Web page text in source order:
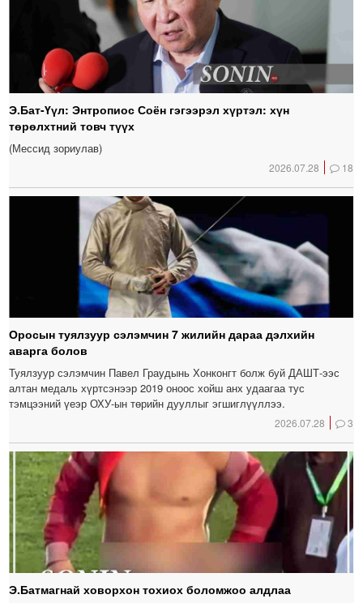
Э.Бат-Үүл: Энтропиос Соён гэгээрэл хүртэл: хүн
төрөлхтний товч түүх
(Мессид зориулав)
2026.07.28 18
Оросын туялзуур сэлэмчин 7 жилийн дараа дэлхийн
аварга болов
Туялзуур сэлэмчин Павел Граудынь Хонконгт болж буй ДАШТ-ээс
алтан медаль хүртсэнээр 2019 оноос хойш анх удаагаа тус
тэмцээний үеэр ОХУ-ын төрийн дууллыг эгшиглүүллээ.
2026.07.28 3
Э.Батмагнай ховорхон тохиох боломжоо алдлаа